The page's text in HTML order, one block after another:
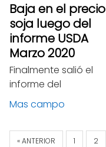
Baja en el precio
soja luego del
informe USDA
Marzo 2020
Finalmente salió el
informe del
Mas campo
« ANTERIOR 1 2